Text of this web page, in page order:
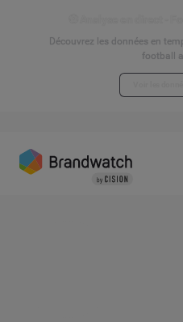
Découvrez les données en
football